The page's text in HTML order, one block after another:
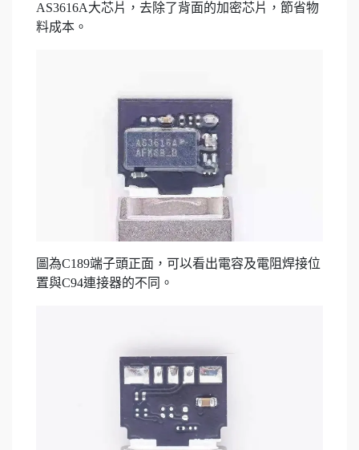
AS3616A大芯片，去除了背面的加密芯片，節省物
料成本。
圖為C189端子頭正面，可以看出電容及電阻焊接位
置與C94連接器的不同。